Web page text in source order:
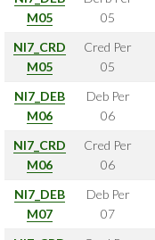
M05
05
NI7_CRD
M05
Cred Per
05
NI7_DEB
M06
Deb Per
06
NI7_CRD
M06
Cred Per
06
NI7_DEB
M07
Deb Per
07